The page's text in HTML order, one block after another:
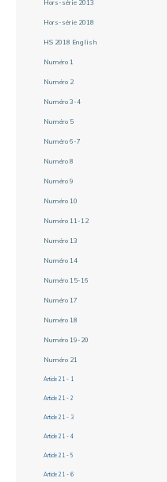
Hors-série 2013
Hors-série 2018
HS 2018 English
Numéro 1
Numéro 2
Numéro 3-4
Numéro 5
Numéro 6-7
Numéro 8
Numéro 9
Numéro 10
Numéro 11-12
Numéro 13
Numéro 14
Numéro 15-16
Numéro 17
Numéro 18
Numéro 19-20
Numéro 21
Article 21 - 1
Article 21 - 2
Article 21 - 3
Article 21 - 4
Article 21 - 5
Article 21 - 6